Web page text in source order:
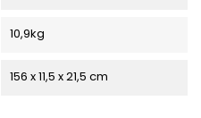
10,9kg
156 x 11,5 x 21,5 cm